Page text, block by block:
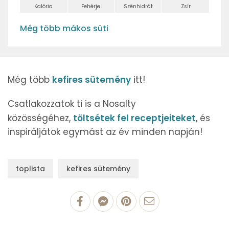
Kalória Fehérje Szénhidrát Zsír
Még több mákos süti
Még több kefires sütemény itt!
Csatlakozzatok ti is a Nosalty
közösségéhez, töltsétek fel receptjeiteket, és
inspiráljátok egymást az év minden napján!
toplista kefires sütemény